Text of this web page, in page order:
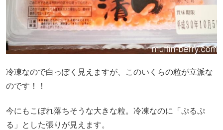
冷凍なので白っぽく見えますが、このいくらの粒が立派な
のです！！
今にもこぼれ落ちそうな大きな粒。冷凍なのに「ぷるぷ
る」とした張りが見えます。